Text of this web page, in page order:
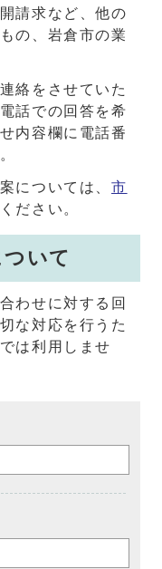
請求など、他の
の、岩倉市の業
絡をさせていた
話での回答を希
内容欄に電話番
については、 市
ださい。
いて
わせに対する回
な対応を行うた
は利用しませ